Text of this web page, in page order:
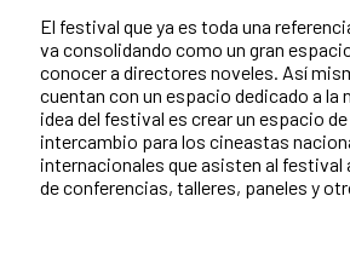
El festival que ya es toda una
va consolidando como un gran
conocer a directores noveles. Así
cuentan con un espacio dedicado a la
idea del festival es crear un espacio
intercambio para los cineastas
internacionales que asisten al festival
de conferencias, talleres, paneles y